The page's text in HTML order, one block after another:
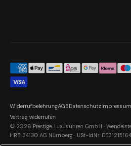
© 2026 Prestige Luxusuhren GmbH ·
HRB 34130 AG Nürnberg · USt-IdNr.
WiderrufbelehrungAGBDatenschutzImpressum
Vertrag widerrufen